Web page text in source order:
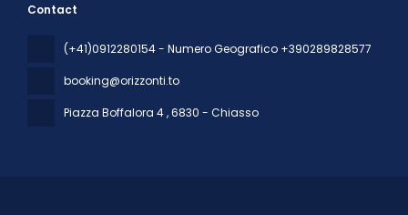
Contact
(+41)0912280154 - Numero Geografico +390289828577
booking@orizzonti.to
Piazza Boffalora 4, 6830 - Chiasso